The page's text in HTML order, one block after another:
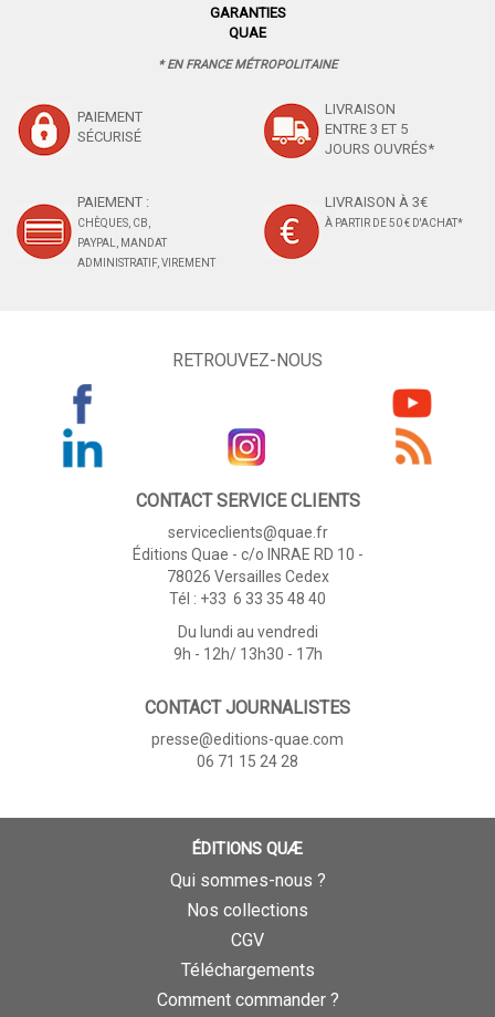
GARANTIES
QUAE
* EN FRANCE MÉTROPOLITAINE
PAIEMENT
SÉCURISÉ
LIVRAISON
ENTRE 3 ET 5
JOURS OUVRÉS*
PAIEMENT :
CHÈQUES, CB,
PAYPAL, MANDAT
ADMINISTRATIF, VIREMENT
LIVRAISON À 3€
À PARTIR DE 50 € D'ACHAT*
RETROUVEZ-NOUS
CONTACT SERVICE CLIENTS
serviceclients@quae.fr
Éditions Quae - c/o INRAE RD 10 -
78026 Versailles Cedex
Tél : +33 6 33 35 48 40
Du lundi au vendredi
9h - 12h/ 13h30 - 17h
CONTACT JOURNALISTES
presse@editions-quae.com
06 71 15 24 28
ÉDITIONS QUÆ
Qui sommes-nous ?
Nos collections
CGV
Téléchargements
Comment commander ?